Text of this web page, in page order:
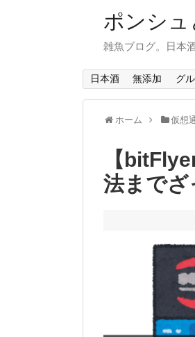
ポンシ
雑魚ブログ。日本
日本酒 無添加 グ
ホーム 仮想
【
法までざ